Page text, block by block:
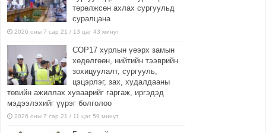
төрөлжсөн ахлах сургуульд
суралцана
2026 оны 7 сар 21 / 13 цаг 43 минут
COP17 хурлын үеэрх замын
хөдөлгөөн, нийтийн тээврийн
зохицуулалт, сургууль,
цэцэрлэг, зах, худалдааны
төвийн ажиллах хуваарийг гаргаж, иргэдэд
мэдээлэхийг үүрэг болголоо
2026 оны 7 сар 21 / 11 цаг 59 минут